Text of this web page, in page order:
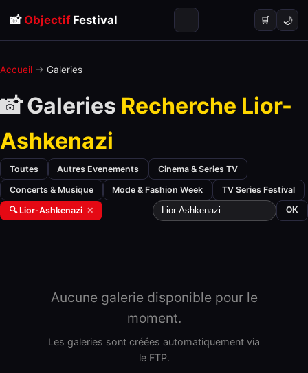
📸 ObjectifFestival 🛒 🌙
Accueil → Galeries
📸 Galeries Recherche Lior-
Ashkenazi
Toutes Autres Evenements Cinema & Series TV
Concerts & Musique Mode & Fashion Week TV Series Festival
🔍 Lior-Ashkenazi ✕ OK
Aucune galerie disponible pour le
moment.
Les galeries sont créées automatiquement via
le FTP.